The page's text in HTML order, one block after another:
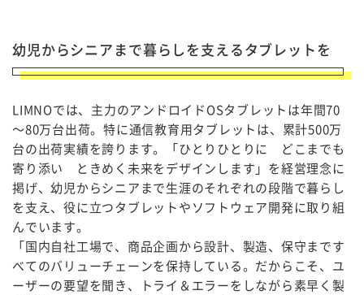
幼児からシニアまで暮らしを支えるタブレットを
LIMNOでは、主力のアンドロイドOSタブレットは年間70
～80万台出荷。特に通信教育用タブレットは、累計500万
台の出荷実績を誇ります。「ひとりひとりに どこまでも
寄り添い ときめく未来をデザインします」を経営理念に
掲げ、幼児からシニアまで生涯のそれぞれの段階で暮らし
を支え、役に立つタブレットやソフトウェア開発に取り組
んでいます。
「国内自社工場で、商品企画から設計、製造、保守まです
べてのバリューチェーンを保持している。だからこそ、ユ
ーザーの要望を聞き、トライ＆エラーをしながら素早く製